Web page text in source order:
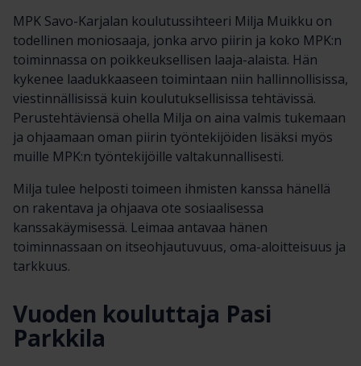
MPK Savo-Karjalan koulutussihteeri Milja Muikku on
todellinen moniosaaja, jonka arvo piirin ja koko MPK:n
toiminnassa on poikkeuksellisen laaja-alaista. Hän
kykenee laadukkaaseen toimintaan niin hallinnollisissa,
viestinnällisissä kuin koulutuksellisissa tehtävissä.
Perustehtäviensä ohella Milja on aina valmis tukemaan
ja ohjaamaan oman piirin työntekijöiden lisäksi myös
muille MPK:n työntekijöille valtakunnallisesti.
Milja tulee helposti toimeen ihmisten kanssa hänellä
on rakentava ja ohjaava ote sosiaalisessa
kanssakäymisessä. Leimaa antavaa hänen
toiminnassaan on itseohjautuvuus, oma-aloitteisuus ja
tarkkuus.
Vuoden kouluttaja Pasi
Parkkila